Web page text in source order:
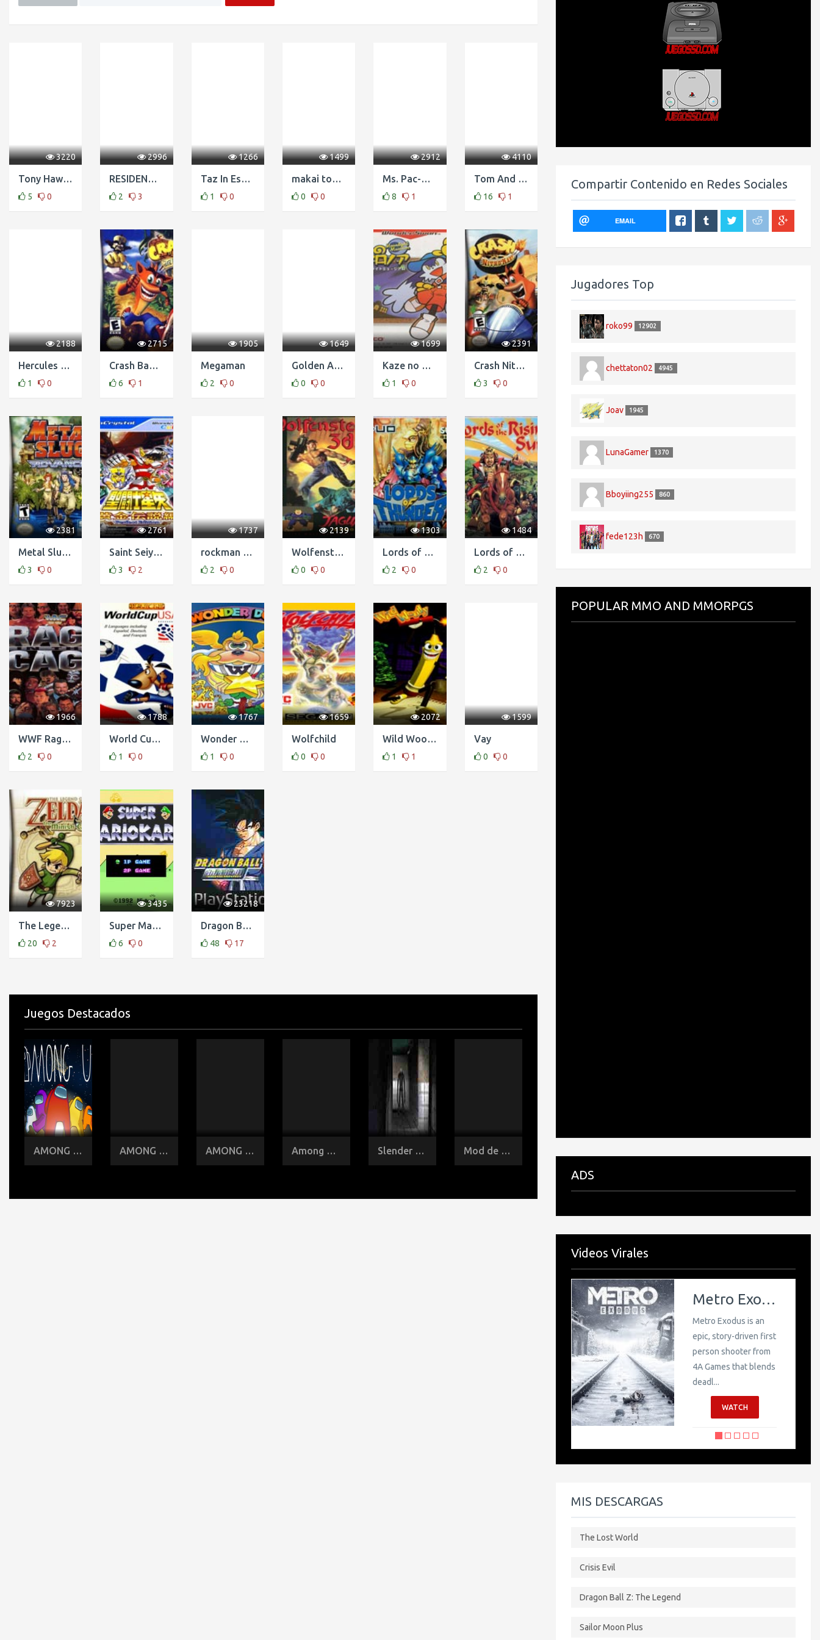
3220
Tony Hawk's Pro Skater 3
5 0
2996
RESIDENT EVIL 3 NEMESIS Esp/Ing
2 3
1266
Taz In Escape From Mars
1 0
1499
makai toushi sa-ga
0 0
2912
Ms. Pac-Man - Maze Madness
8 1
4110
Tom And Jerry In Fists Of Furry N64
16 1
2188
Hercules - The Legendary Journeys
1 0
2715
Crash Bandicoot - the Huge Adventure
6 1
1905
Megaman
2 0
1649
Golden Axe WonderSwan
0 0
1699
Kaze no Klonoa - Moonlight Museum
1 0
2391
Crash Nitro Kart
3 0
2381
Metal Slug Advance
3 0
2761
Saint Seiya - Ougon Densetsu Hen Perfect Edition
3 2
1737
rockman & forte - mirai kara no chousen sha
2 0
2139
Wolfenstein 3D
0 0
1303
Lords of Thunder TurboGrafx 16 CD
2 0
1484
Lords of the Rising Sun
2 0
1966
WWF Rage in the Cage
2 0
1788
World Cup USA 94
1 0
1767
Wonder Dog
1 0
1659
Wolfchild
0 0
2072
Wild Woody
1 1
1599
Vay
0 0
7923
The Legend of Zelda: The Minish Cap (GBA)
20 2
3435
Super Mario Kart
6 0
23218
Dragon Ball GT- Final Bout
48 17
Juegos Destacados
AMONG US ONLINE AMONG US ONLINE - Mod 12.9 VERSIÓN KIRBY de Among Us AMONG US pero en Minecraft Among Us versión 12.9s Slender Man Mod de CONEJOS para Among Us Online
Compartir Contenido en Redes Sociales
EMAIL
Jugadores Top
roko99 12902
chettaton02 4945
Joav 1945
LunaGamer 1370
Bboyiing255 860
fede123h 670
POPULAR MMO AND MMORPGS
ADS
Videos Virales
Emular juegos con IEtab y Chrome.
Jugar a juegos ps 2 /
Gamecube / Pc /
Android sin tener el
emulador. Gracias a
este plugin...
WATCH
MIS DESCARGAS
The Lost World
Crisis Evil
Dragon Ball Z: The Legend
Sailor Moon Plus